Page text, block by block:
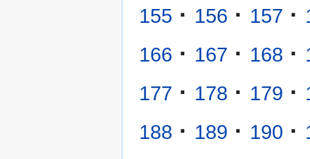
155 · 156 · 157 ·
166 · 167 · 168 ·
177 · 178 · 179 ·
188 · 189 · 190 ·